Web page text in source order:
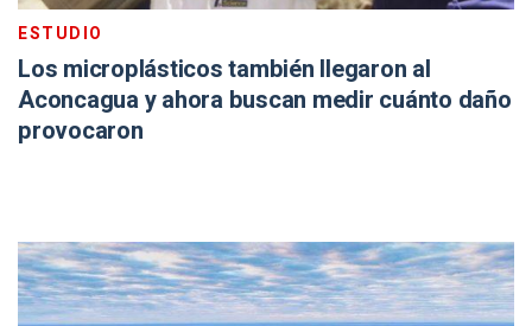
ESTUDIO
Los microplásticos también llegaron al
Aconcagua y ahora buscan medir cuánto daño
provocaron